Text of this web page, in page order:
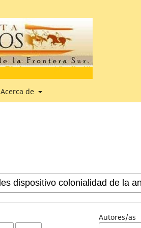
Acerca de
Autores/as